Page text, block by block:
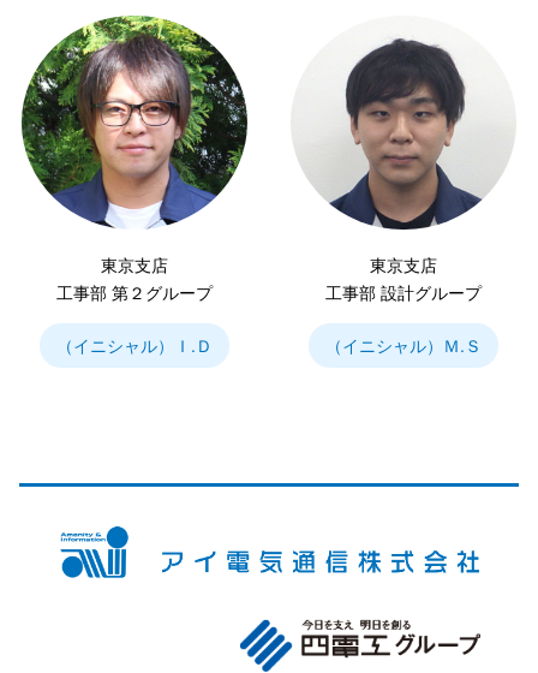
東京支店
工事部 第２グループ
（イニシャル）Ｉ.Ｄ
東京支店
工事部 設計グループ
（イニシャル）Ｍ.Ｓ